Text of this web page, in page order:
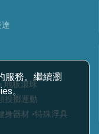
服務。繼續瀏
。
達
地板滾球
投擲運動
身器材 •特殊浮具